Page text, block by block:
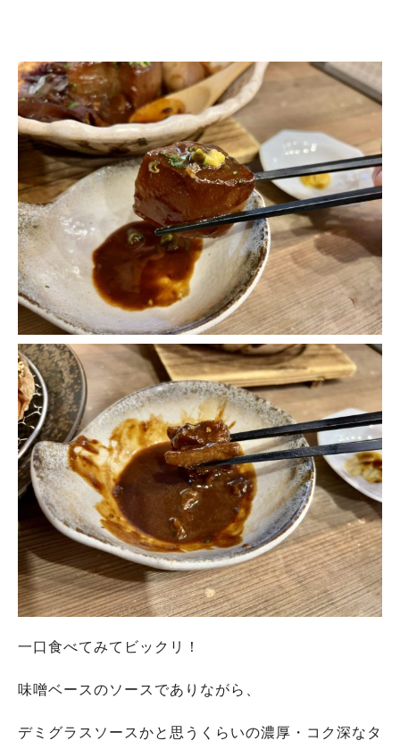
一口食べてみてビックリ！
味噌ベースのソースでありながら、
デミグラスソースかと思うくらいの濃厚・コク深なタ